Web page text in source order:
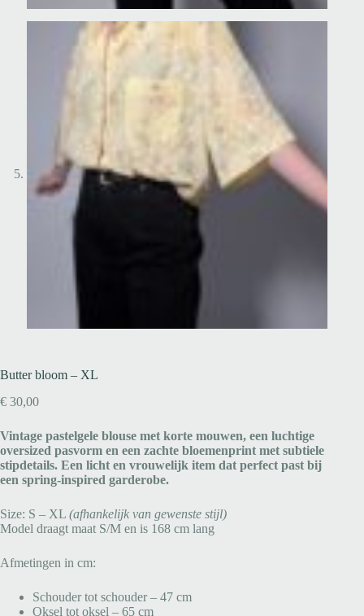
Butter bloom – XL
€ 30,00
Vintage pastelgele blouse met korte mouwen, een luchtige
oversized pasvorm en een zachte bloemenprint met subtiele
stipdetails. Een licht en vrouwelijk item dat perfect past bij
een spring-inspired garderobe.
Size: S – XL (afhankelijk van gewenste stijl)
Model draagt maat S/M en is 168 cm lang
Afmetingen in cm:
Schouder tot schouder – 47 cm
Oksel tot oksel – 65 cm